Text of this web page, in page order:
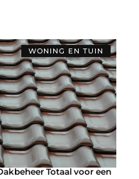
WONING EN TUIN
Totaal voor een